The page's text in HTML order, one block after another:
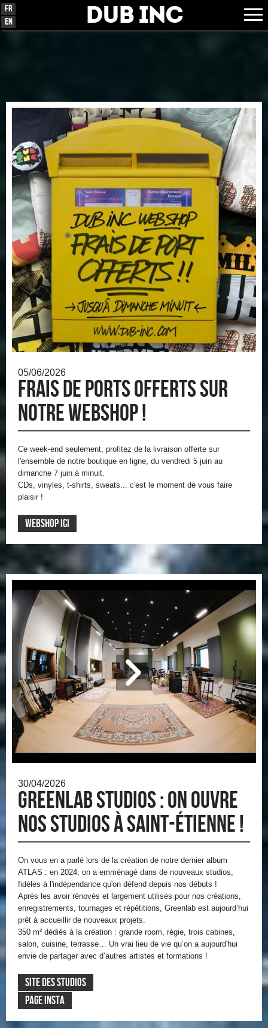
Dub Inc
Fr
En
05/06/2026
FRAIS DE PORTS OFFERTS SUR
NOTRE WEBSHOP !
Ce week-end seulement, profitez de la livraison offerte sur
l'ensemble de notre boutique en ligne, du vendredi 5 juin au
dimanche 7 juin à minuit.
CDs, vinyles, t-shirts, sweats... c'est le moment de vous faire
plaisir !
WEBSHOP ICI
30/04/2026
Greenlab Studios : on ouvre
nos studios à Saint-Étienne !
On vous en a parlé lors de la création de notre dernier album
ATLAS : en 2024, on a emménagé dans de nouveaux studios,
fidèles à l'indépendance qu'on défend depuis nos débuts !
Après les avoir rénovés et largement utilisés pour nos créations,
enregistrements, tournages et répétitions, Greenlab est aujourd’hui
prêt à accueillir de nouveaux projets.
350 m² dédiés à la création : grande room, régie, trois cabines,
salon, cuisine, terrasse… Un vrai lieu de vie qu’on a aujourd'hui
envie de partager avec d’autres artistes et formations !
SITE DES STUDIOS
PAGE INSTA